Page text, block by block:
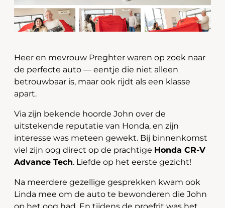
Heer en mevrouw Preghter waren op zoek naar
de perfecte auto — eentje die niet alleen
betrouwbaar is, maar ook rijdt als een klasse
apart.
Via zijn bekende hoorde John over de
uitstekende reputatie van Honda, en zijn
interesse was meteen gewekt. Bij binnenkomst
viel zijn oog direct op de prachtige Honda CR-V
Advance Tech. Liefde op het eerste gezicht!
Na meerdere gezellige gesprekken kwam ook
Linda mee om de auto te bewonderen die John